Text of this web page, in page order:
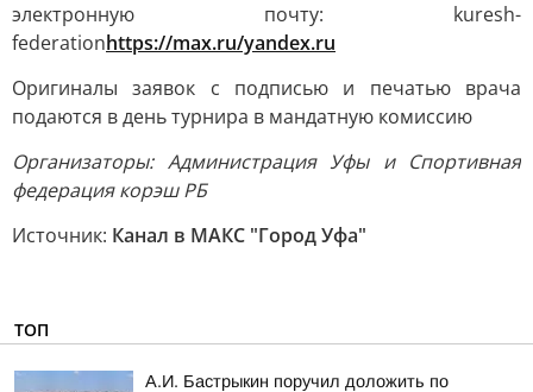
электронную почту: kuresh-
federationhttps://max.ru/yandex.ru
Оригиналы заявок с подписью и печатью врача
подаются в день турнира в мандатную комиссию
Организаторы: Администрация Уфы и Спортивная
федерация корэш РБ
Источник: Канал в МАКС "Город Уфа"
ТОП
А.И. Бастрыкин поручил доложить по